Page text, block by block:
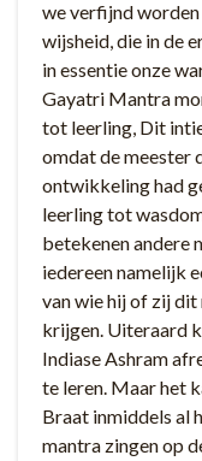
we verfijnd
wijsheid, die in de
in essentie onze
Gayatri Mantra
tot leerling, Dit
omdat de meester
ontwikkeling had
leerling tot
betekenen andere
iedereen namelijk
van wie hij of zij
krijgen. Uiteraard
Indiase Ashram
te leren. Maar het
Braat inmiddels al
mantra zingen op